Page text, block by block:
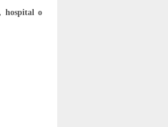
hospital o